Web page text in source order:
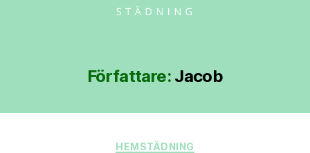
Författare: Jacob
Kategorier
HEMSTÄDNING